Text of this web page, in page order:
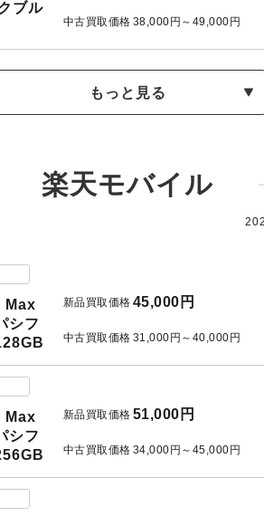
ブル
中古買取価格 38,000円～49,000円
もっと見る
楽天モバイル
Max
シフ
新品買取価格 45,000円
中古買取価格 31,000円～40,000円
Max
シフ
新品買取価格 51,000円
中古買取価格 34,000円～45,000円